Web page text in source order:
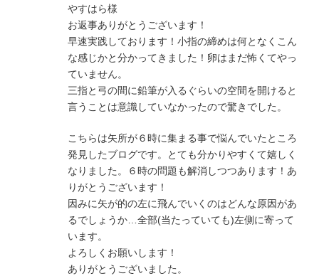
やすはら様
お返事ありがとうございます！
早速実践しております！小指の締めは何となくこん
な感じかと分かってきました！卵はまだ怖くてやっ
ていません。
三指と弓の間に鉛筆が入るぐらいの空間を開けると
言うことは意識していなかったので驚きでした。
こちらは矢所が６時に集まる事で悩んでいたところ
発見したブログです。とても分かりやすくて嬉しく
なりました。６時の問題も解消しつつあります！あ
りがとうございます！
因みに矢が的の左に飛んでいくのはどんな原因があ
るでしょうか…全部(当たっていても)左側に寄って
います。
よろしくお願いします！
ありがとうございました。